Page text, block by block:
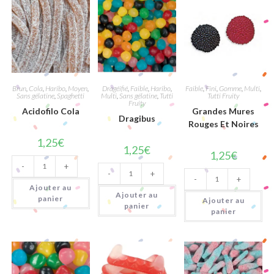
Brun Cola Haribo Moyen
Sans gélatine Spaghetti
Acidofilo Cola
1,25€
quantité
de
Acidofilo
Cola
- +
Ajouter au
panier
Dragéifié, Faible, Haribo,
Multi, Sans gélatine, Tutti
Fruity
Dragibus
1,25€
quantité
de
Dragibus
- +
Ajouter au
panier
Faible ,Fini Gomme Multi
Tutti Fruity
Grandes Mures
Rouges Et Noires
1,25€
quantité
de
Grandes
Mures
Rouges
Et
Noires
- +
Ajouter au
panier